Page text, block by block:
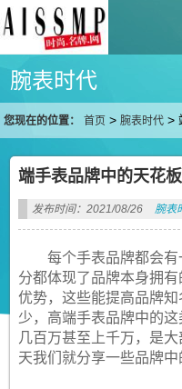
腕表时代
您现在的位置： 首页 >腕表时代 >
端手表品牌中的天花
发布时间：2021/08/26 腕表
每个手表品牌都会
分都体现了品牌本身拥
优势，这些能提高品牌
少，高端手表品牌中的
几百万甚至上千万，是
天我们就分享一些品牌中